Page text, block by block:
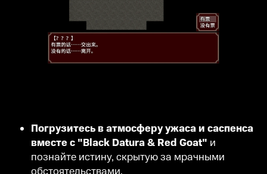
Погрузитесь в атмосферу ужаса и саспенса
вместе с "Black Datura & Red Goat" и
познайте истину, скрытую за мрачными